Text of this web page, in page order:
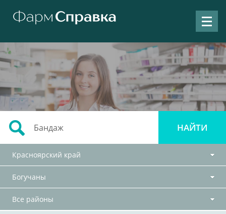
Красноярский край
Богучаны
Все районы